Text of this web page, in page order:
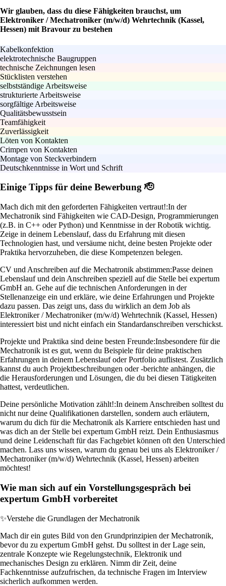
Wir glauben, dass du diese Fähigkeiten brauchst, um
Elektroniker / Mechatroniker (m/w/d) Wehrtechnik (Kassel,
Hessen) mit Bravour zu bestehen
Kabelkonfektion
elektrotechnische Baugruppen
technische Zeichnungen lesen
Stücklisten verstehen
selbstständige Arbeitsweise
strukturierte Arbeitsweise
sorgfältige Arbeitsweise
Qualitätsbewusstsein
Teamfähigkeit
Zuverlässigkeit
Löten von Kontakten
Crimpen von Kontakten
Montage von Steckverbindern
Deutschkenntnisse in Wort und Schrift
Einige Tipps für deine Bewerbung 🫡
Mach dich mit den geforderten Fähigkeiten vertraut!:In der
Mechatronik sind Fähigkeiten wie CAD-Design, Programmierungen
(z.B. in C++ oder Python) und Kenntnisse in der Robotik wichtig.
Zeige in deinem Lebenslauf, dass du Erfahrung mit diesen
Technologien hast, und versäume nicht, deine besten Projekte oder
Praktika hervorzuheben, die diese Kompetenzen belegen.
CV und Anschreiben auf die Mechatronik abstimmen:Passe deinen
Lebenslauf und dein Anschreiben speziell auf die Stelle bei expertum
GmbH an. Gehe auf die technischen Anforderungen in der
Stellenanzeige ein und erkläre, wie deine Erfahrungen und Projekte
dazu passen. Das zeigt uns, dass du wirklich an dem Job als
Elektroniker / Mechatroniker (m/w/d) Wehrtechnik (Kassel, Hessen)
interessiert bist und nicht einfach ein Standardanschreiben verschickst.
Projekte und Praktika sind deine besten Freunde:Insbesondere für die
Mechatronik ist es gut, wenn du Beispiele für deine praktischen
Erfahrungen in deinem Lebenslauf oder Portfolio auflistest. Zusätzlich
kannst du auch Projektbeschreibungen oder -berichte anhängen, die
die Herausforderungen und Lösungen, die du bei diesen Tätigkeiten
hattest, verdeutlichen.
Deine persönliche Motivation zählt!:In deinem Anschreiben solltest du
nicht nur deine Qualifikationen darstellen, sondern auch erläutern,
warum du dich für die Mechatronik als Karriere entschieden hast und
was dich an der Stelle bei expertum GmbH reizt. Dein Enthusiasmus
und deine Leidenschaft für das Fachgebiet können oft den Unterschied
machen. Lass uns wissen, warum du genau bei uns als Elektroniker /
Mechatroniker (m/w/d) Wehrtechnik (Kassel, Hessen) arbeiten
möchtest!
Wie man sich auf ein Vorstellungsgespräch bei
expertum GmbH vorbereitet
✨Verstehe die Grundlagen der Mechatronik
Mach dir ein gutes Bild von den Grundprinzipien der Mechatronik,
bevor du zu expertum GmbH gehst. Du solltest in der Lage sein,
zentrale Konzepte wie Regelungstechnik, Elektronik und
mechanisches Design zu erklären. Nimm dir Zeit, deine
Fachkenntnisse aufzufrischen, da technische Fragen im Interview
sicherlich aufkommen werden.